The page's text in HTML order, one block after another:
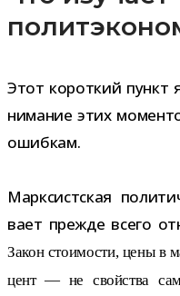
Этот корот­кий пункт
ни­ма­ние этих
ошибкам.
Марксистская
вает прежде всего
Закон сто­и­мо­сти, цены в
цент — не свой­ства